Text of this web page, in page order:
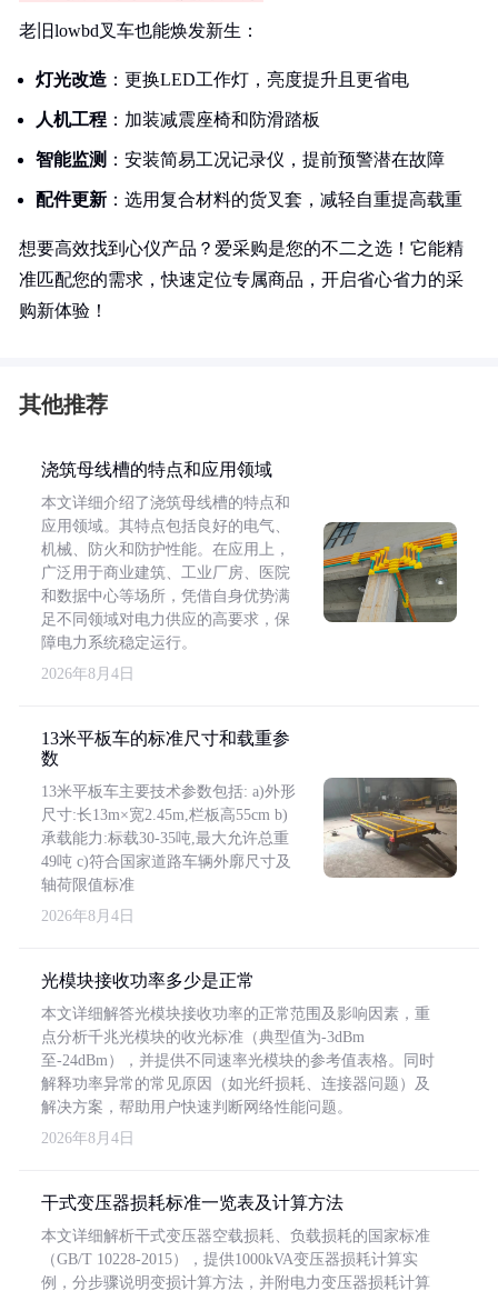
老旧lowbd叉车也能焕发新生：
灯光改造 ：更换LED工作灯，亮度提升且更省电
人机工程 ：加装减震座椅和防滑踏板
智能监测 ：安装简易工况记录仪，提前预警潜在故障
配件更新 ：选用复合材料的货叉套，减轻自重提高载重
想要高效找到心仪产品？爱采购是您的不二之选！它能精
准匹配您的需求，快速定位专属商品，开启省心省力的采
购新体验！
其他推荐
浇筑母线槽的特点和应用领域
本文详细介绍了浇筑母线槽的特点和
应用领域。其特点包括良好的电气、
机械、防火和防护性能。在应用上，
广泛用于商业建筑、工业厂房、医院
和数据中心等场所，凭借自身优势满
足不同领域对电力供应的高要求，保
障电力系统稳定运行。
2026年8月4日
13米平板车的标准尺寸和载重参
数
13米平板车主要技术参数包括: a)外形
尺寸:长13m×宽2.45m,栏板高55cm b)
承载能力:标载30-35吨,最大允许总重
49吨 c)符合国家道路车辆外廓尺寸及
轴荷限值标准
2026年8月4日
光模块接收功率多少是正常
本文详细解答光模块接收功率的正常范围及影响因素，重
点分析千兆光模块的收光标准（典型值为-3dBm
至-24dBm），并提供不同速率光模块的参考值表格。同时
解释功率异常的常见原因（如光纤损耗、连接器问题）及
解决方案，帮助用户快速判断网络性能问题。
2026年8月4日
干式变压器损耗标准一览表及计算方法
本文详细解析干式变压器空载损耗、负载损耗的国家标准
（GB/T 10228-2015），提供1000kVA变压器损耗计算实
例，分步骤说明变损计算方法，并附电力变压器损耗计算